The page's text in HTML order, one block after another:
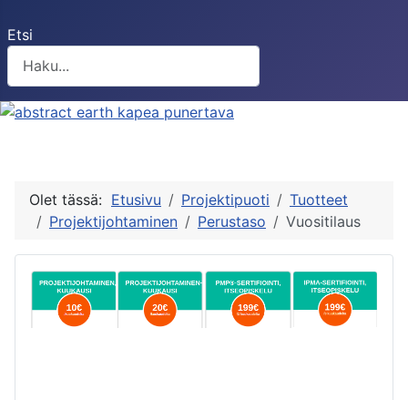
Etsi
Olet tässä: Etusivu Projektipuoti
Tuotteet
Projektijohtaminen
Perustaso Vuositilaus